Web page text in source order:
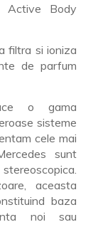
Active Body
filtra si ioniza
de parfum
o gama
sisteme
cele mai
sunt
aceasta
baza
noi sau